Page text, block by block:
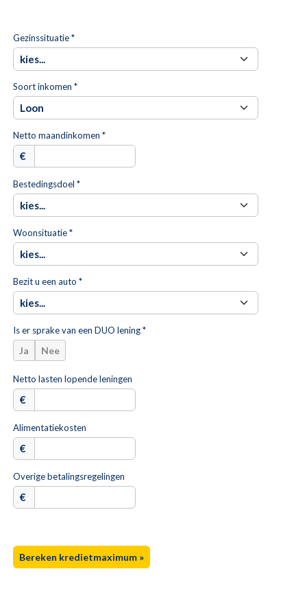
Gezinssituatie *
Soort inkomen *
Netto maandinkomen *
€
Bestedingsdoel *
Woonsituatie *
Bezit u een auto *
Is er sprake van een DUO lening *
Ja Nee
Netto lasten lopende leningen
€
Alimentatiekosten
€
Overige betalingsregelingen
€